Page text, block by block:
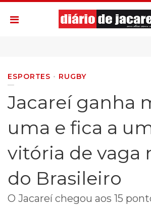
ESPORTES RUGBY
Jacareí ganha
uma e fica a
vitória de vaga
do Brasileiro
O Jacareí chegou aos 15